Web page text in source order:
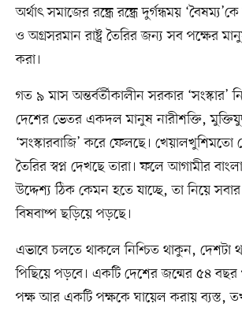
অর্থাৎ সমাজের রন্ধ্রে রন্ধ্রে দুর্গন্ধময়
ও অগ্রসরমান রাষ্ট্র তৈরির জন্য সব পক্ষের
করা।
গত ৯ মাস অন্তর্বর্তীকালীন সরকার ‘সংস্কার’
দেশের ভেতর একদল মানুষ নারীশক্তি,
‘সংস্কারবাজি’ করে ফেলছে। খেয়ালখুশিমতো
তৈরির স্বপ্ন দেখছে তারা। ফলে আগামীর
উদ্দেশ্য ঠিক কেমন হতে যাচ্ছে, তা নিয়ে
বিষবাষ্প ছড়িয়ে পড়ছে।
এভাবে চলতে থাকলে নিশ্চিত থাকুন, দেশটা
পিছিয়ে পড়বে। একটি দেশের জন্মের ৫৪
পক্ষ আর একটি পক্ষকে ঘায়েল করায় ব্যস্ত,